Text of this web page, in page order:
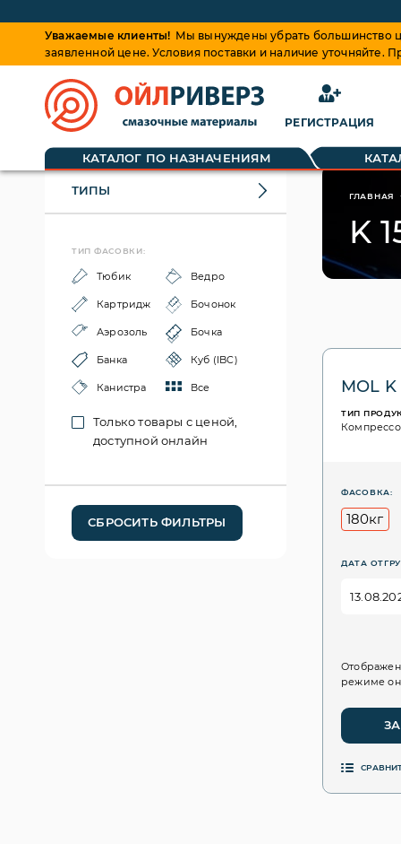
Уважаемые клиенты! Мы вынуждены убрать большинство
заявленной цене. Условия поставки и наличие
РЕГИСТРАЦИЯ
КАТАЛОГ ПО НАЗНАЧЕНИЯМ
ТИПЫ
ТИП ФАСОВКИ:
Тюбик Ведро
Картридж Бочонок
Аэрозоль Бочка
Банка Куб (IBC)
Канистра Все
Только товары с ценой,
доступной онлайн
СБРОСИТЬ ФИЛЬТРЫ
ГЛАВНАЯ
K
MOL K
ТИП
ФАСОВКА:
180кг
ДАТА
режиме